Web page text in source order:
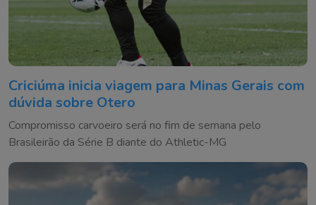
Criciúma inicia viagem para Minas Gerais com
dúvida sobre Otero
Compromisso carvoeiro será no fim de semana pelo
Brasileirão da Série B diante do Athletic-MG